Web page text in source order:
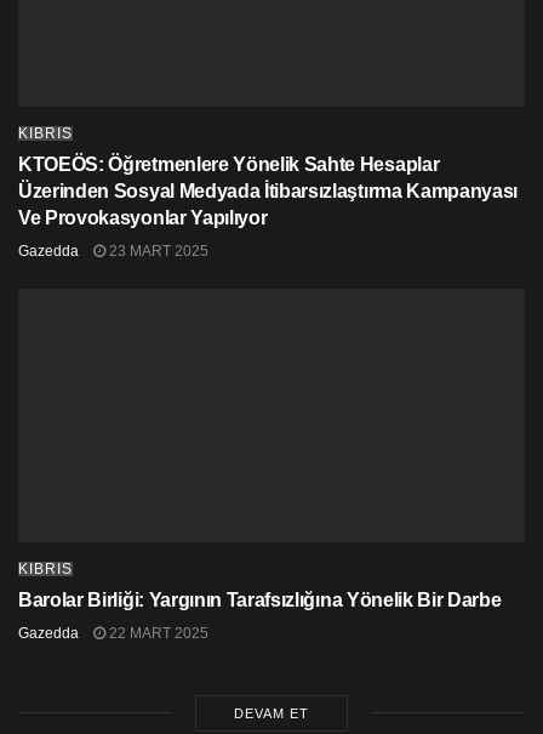
KIBRIS
KTOEÖS: Öğretmenlere Yönelik Sahte Hesaplar
Üzerinden Sosyal Medyada İtibarsızlaştırma Kampanyası
Ve Provokasyonlar Yapılıyor
Gazedda 23 MART 2025
KIBRIS
Barolar Birliği: Yargının Tarafsızlığına Yönelik Bir Darbe
Gazedda 22 MART 2025
DEVAM ET